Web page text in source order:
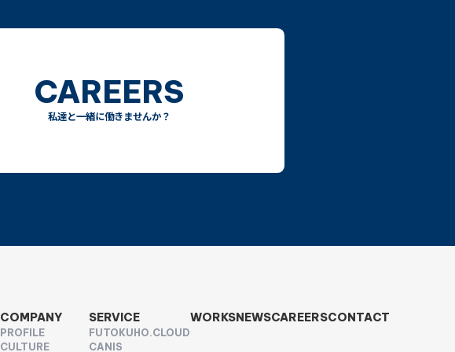
CAREERS
私達と一緒に働きませんか？
COMPANY
PROFILE
CULTURE
SERVICE
FUTOKUHO.CLOUD
CANIS
WORKSNEWSCAREERSCONTACT